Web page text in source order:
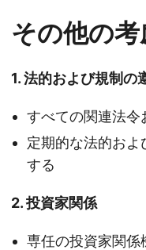
その他の
1. 法的および規制の
すべての関連法令
定期的な法的お
する
2. 投資家関係
専任の投資家関係